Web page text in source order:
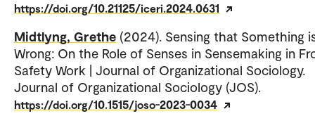
https://doi.org/10.21125/iceri.2024.0631
Midtlyng, Grethe (2024). Sensing that Something
Wrong: On the Role of Senses in Sensemaking in
Safety Work | Journal of Organizational Sociology.
Journal of Organizational Sociology (JOS).
https://doi.org/10.1515/joso-2023-0034